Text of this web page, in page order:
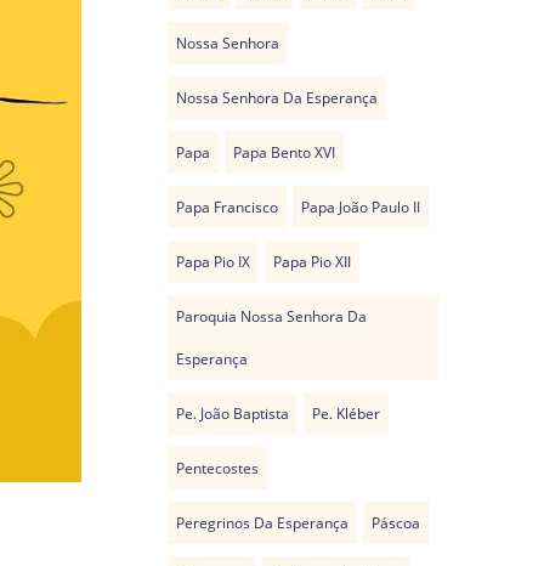
Nossa Senhora
Nossa Senhora Da Esperança
Papa Papa Bento XVI
Papa Francisco Papa João Paulo II
Papa Pio IX Papa Pio XII
Paroquia Nossa Senhora Da
Esperança
Pe. João Baptista Pe. Kléber
Pentecostes
Peregrinos Da Esperança Páscoa